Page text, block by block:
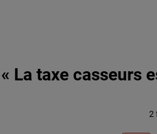
La taxe casseurs
2